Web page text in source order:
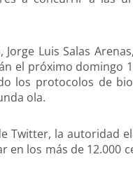
Jorge Luis Salas
el próximo domingo
los protocolos de
ola.
Twitter, la autoridad
los más de 12.000